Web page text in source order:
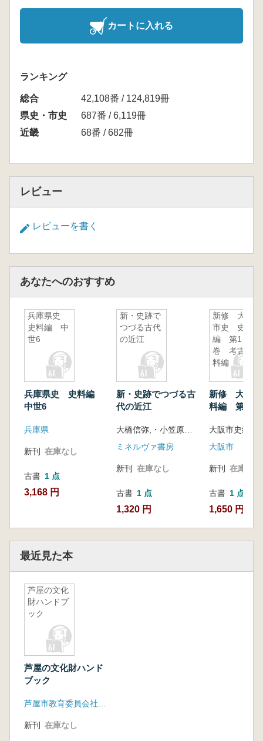
カートに入れる
ランキング
総合
42,108番 / 124,819冊
県史・市史
687番 / 6,119冊
近畿
68番 / 682冊
レビュー
レビューを書く
あなたへのおすすめ
兵庫県史
史料編 中
世6
兵庫県史 史料編
中世6
兵庫県
新刊 在庫なし
古書 1 点
3,168 円
新・史跡で
つづる古代
の近江
新・史跡でつづる古
代の近江
ミネルヴァ書房
新刊 在庫なし
古書 1 点
1,320 円
新修 大阪
市史 史料
編 第1
巻 考古資
料編
新修 大阪
料編 第1巻
大阪市
新刊 在庫なし
古書 1 点
1,650 円
最近見た本
芦屋の文化
財ハンドブ
ック
芦屋の文化財ハンド
ブック
芦屋市教育委員会社会教育部生涯学習課
新刊 在庫なし